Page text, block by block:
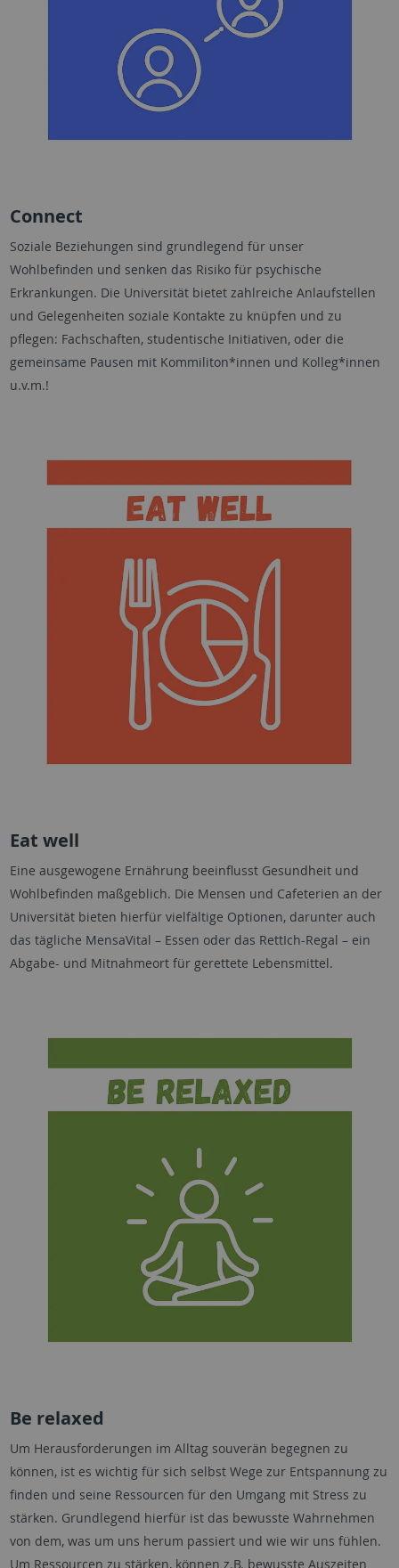
Connect
Soziale Beziehungen sind grundlegend für unser
Wohlbefinden und senken das Risiko für psychische
Erkrankungen. Die Universität bietet zahlreiche Anlaufstellen
und Gelegenheiten soziale Kontakte zu knüpfen und zu
pflegen: Fachschaften, studentische Initiativen, oder die
gemeinsame Pausen mit Kommiliton*innen und Kolleg*innen
u.v.m.!
Eat well
Eine ausgewogene Ernährung beeinflusst Gesundheit und
Wohlbefinden maßgeblich. Die Mensen und Cafeterien an der
Universität bieten hierfür vielfältige Optionen, darunter auch
das tägliche MensaVital – Essen oder das RettIch-Regal – ein
Abgabe- und Mitnahmeort für gerettete Lebensmittel.
Be relaxed
Um Herausforderungen im Alltag souverän begegnen zu
können, ist es wichtig für sich selbst Wege zur Entspannung zu
finden und seine Ressourcen für den Umgang mit Stress zu
stärken. Grundlegend hierfür ist das bewusste Wahrnehmen
von dem, was um uns herum passiert und wie wir uns fühlen.
Um Ressourcen zu stärken, können z.B. bewusste Auszeiten